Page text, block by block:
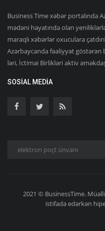
Business Time xəbər portalında
mədəni həyatında olan
maraqlı xəbərlər oxuculara
Azərbaycanda fəaliyyət
ləri, İctimai Birlikləri aktiv
SOSIAL MEDIA
2021 © BusinessTime.
istifadə edərkən